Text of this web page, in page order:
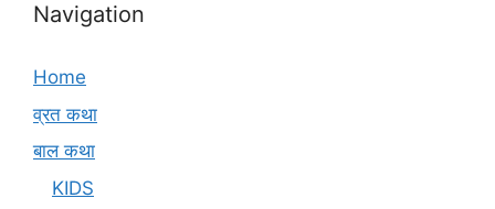
Navigation
Home
व्रत कथा
बाल कथा
KIDS